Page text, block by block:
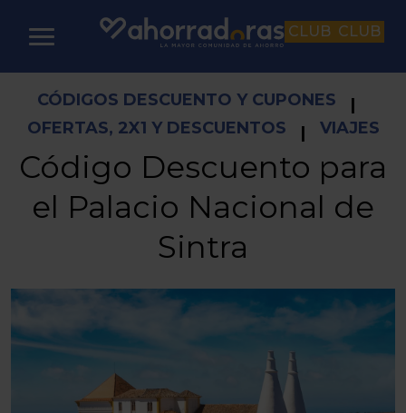
CLUB CLUB
CÓDIGOS DESCUENTO Y CUPONES
|
OFERTAS, 2X1 Y DESCUENTOS
| VIAJES
Código Descuento para
el Palacio Nacional de
Sintra